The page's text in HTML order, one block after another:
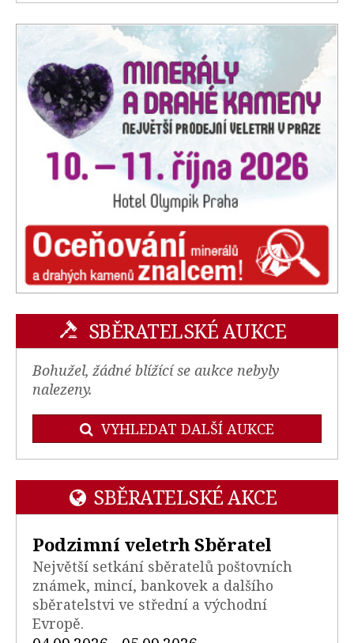
SBĚRATELSKÉ AUKCE
Bohužel, žádné blížící se aukce nebyly
nalezeny.
VYHLEDAT DALŠÍ AUKCE
SBĚRATELSKÉ AKCE
Podzimní veletrh Sběratel
Největší setkání sběratelů poštovních
známek, mincí, bankovek a dalšího
sběratelstvi ve střední a východní
Evropě.